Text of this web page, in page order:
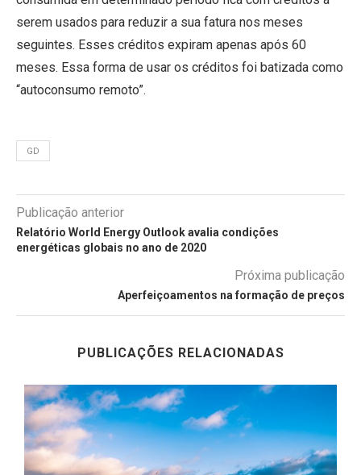
serem usados para reduzir a sua fatura nos meses
seguintes. Esses créditos expiram apenas após 60
meses. Essa forma de usar os créditos foi batizada como
“autoconsumo remoto”.
GD
Publicação anterior
Relatório World Energy Outlook avalia condições
energéticas globais no ano de 2020
Próxima publicação
Aperfeiçoamentos na formação de preços
PUBLICAÇÕES RELACIONADAS